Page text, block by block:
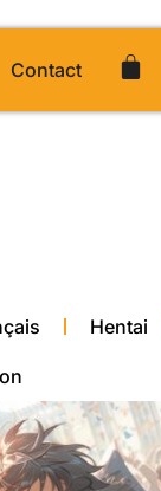
Contact
Hentai